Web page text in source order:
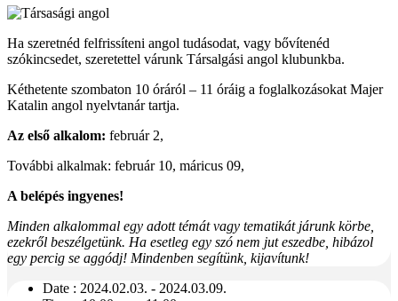
Ha szeretnéd felfrissíteni angol tudásodat, vagy bővítenéd
szókincsedet, szeretettel várunk Társalgási angol klubunkba.
Kéthetente szombaton 10 óráról – 11 óráig a foglalkozásokat Majer
Katalin angol nyelvtanár tartja.
Az első alkalom: február 2,
További alkalmak: február 10, máricus 09,
A belépés ingyenes!
Minden alkalommal egy adott témát vagy tematikát járunk körbe,
ezekről beszélgetünk. Ha esetleg egy szó nem jut eszedbe, hibázol
egy percig se aggódj! Mindenben segítünk, kijavítunk!
Date : 2024.02.03. - 2024.03.09.